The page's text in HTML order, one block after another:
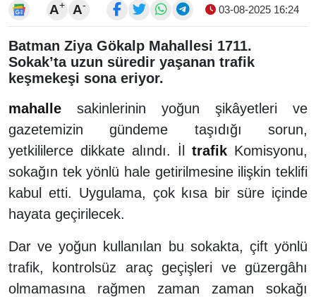
A+ A- 03-08-2025 16:24
Batman Ziya Gökalp Mahallesi 1711.
Sokak’ta uzun süredir yaşanan trafik
keşmekeşi sona eriyor.
mahalle sakinlerinin yoğun şikâyetleri ve
gazetemizin gündeme taşıdığı sorun,
yetkililerce dikkate alındı. İl trafik Komisyonu,
sokağın tek yönlü hale getirilmesine ilişkin teklifi
kabul etti. Uygulama, çok kısa bir süre içinde
hayata geçirilecek.
Dar ve yoğun kullanılan bu sokakta, çift yönlü
trafik, kontrolsüz araç geçişleri ve güzergâhı
olmamasına rağmen zaman zaman sokağı